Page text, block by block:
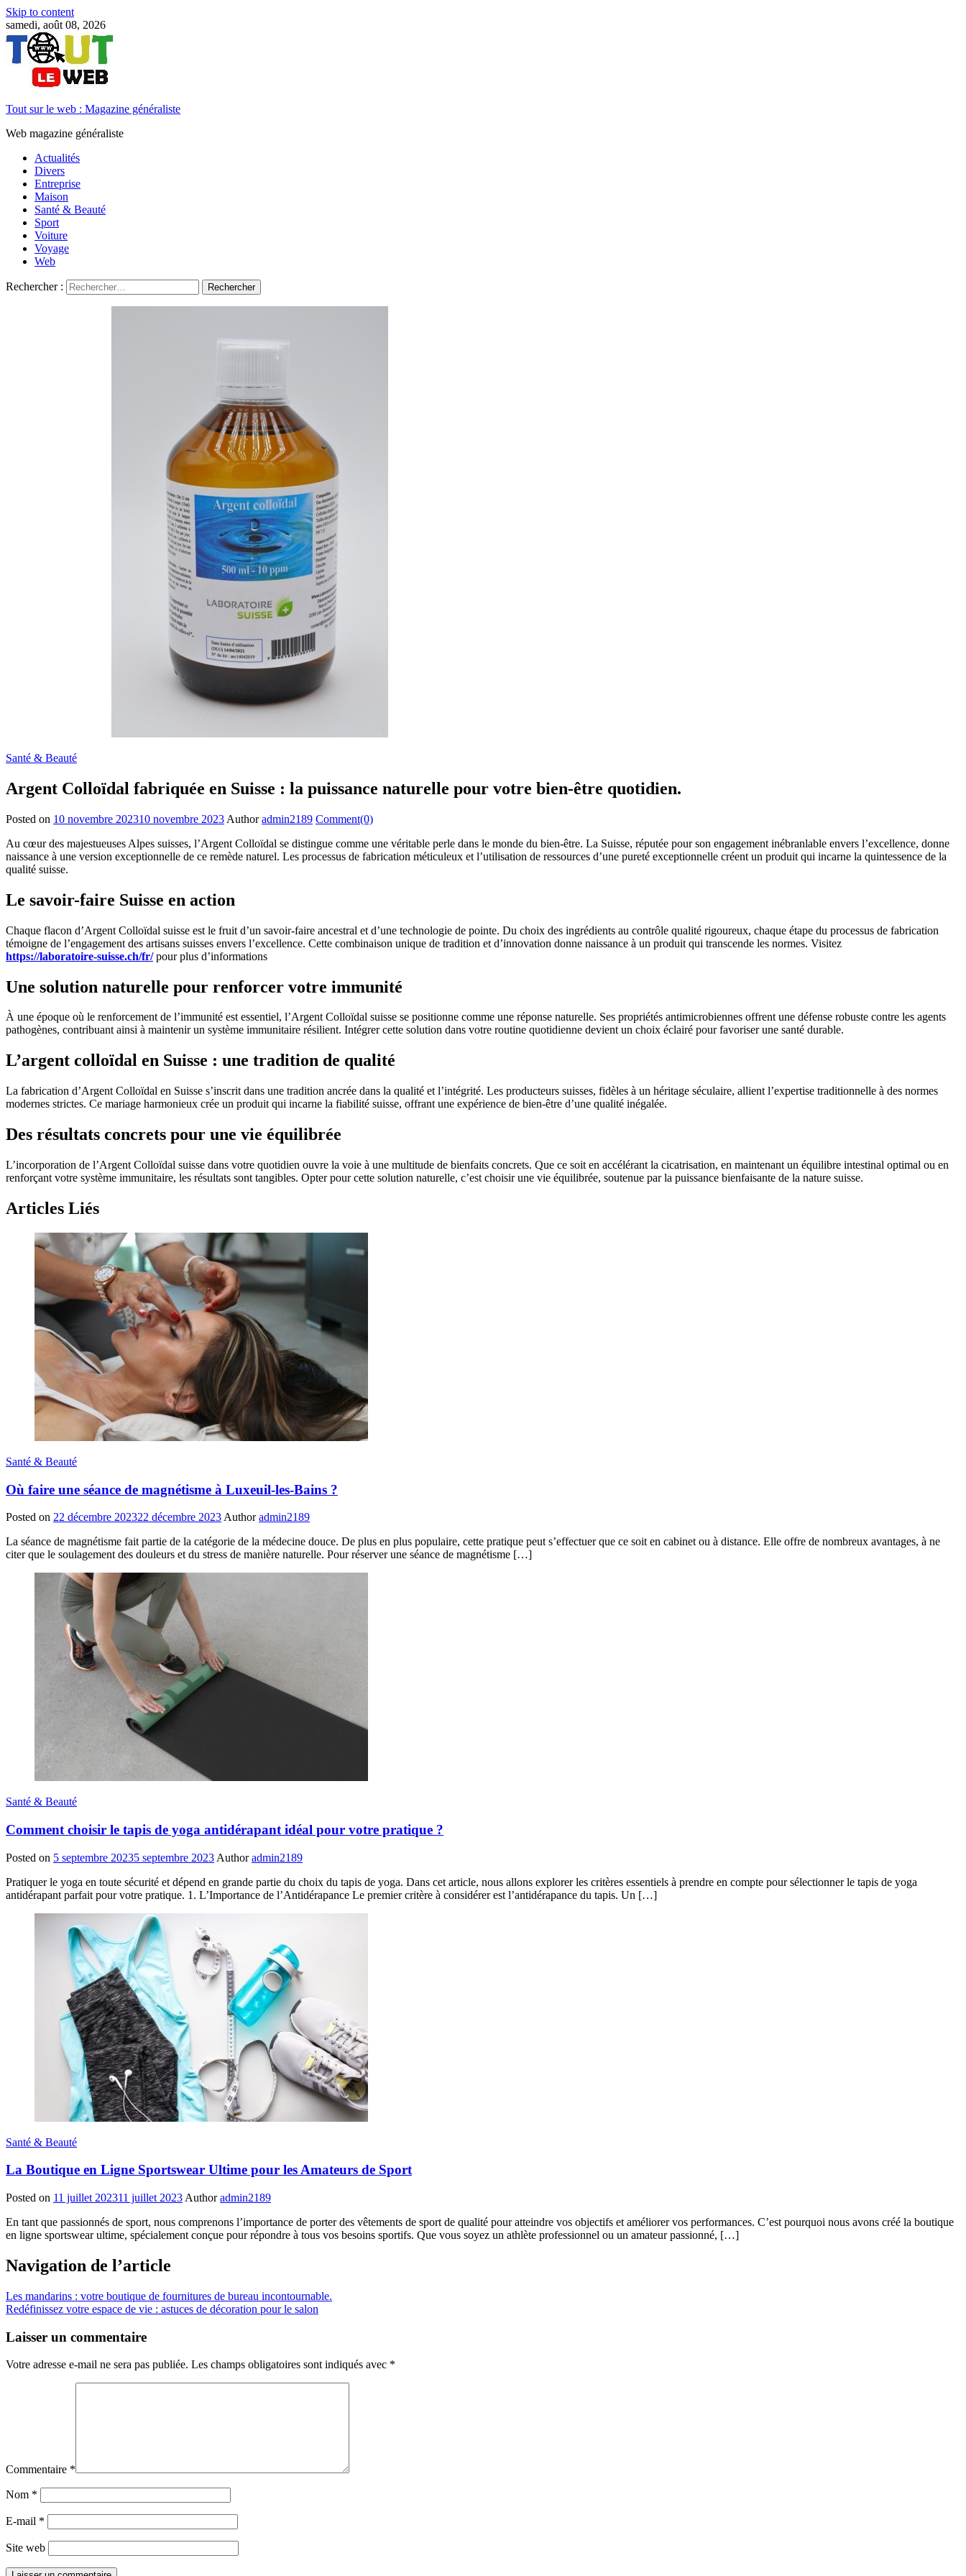
Skip to content
samedi, août 08, 2026
Tout sur le web : Magazine généraliste
Web magazine généraliste
Actualités
Divers
Entreprise
Maison
Santé & Beauté
Sport
Voiture
Voyage
Web
Rechercher :
Santé & Beauté
Argent Colloïdal fabriquée en Suisse : la puissance naturelle pour votre bien-être quotidien.
Posted on 10 novembre 202310 novembre 2023 Author admin2189 Comment(0)
Au cœur des majestueuses Alpes suisses, l’Argent Colloïdal se distingue comme une véritable perle dans le monde du bien-être. La Suisse, réputée pour son engagement inébranlable envers l’excellence, donne
naissance à une version exceptionnelle de ce remède naturel. Les processus de fabrication méticuleux et l’utilisation de ressources d’une pureté exceptionnelle créent un produit qui incarne la quintessence de la
qualité suisse.
Le savoir-faire Suisse en action
Chaque flacon d’Argent Colloïdal suisse est le fruit d’un savoir-faire ancestral et d’une technologie de pointe. Du choix des ingrédients au contrôle qualité rigoureux, chaque étape du processus de fabrication
témoigne de l’engagement des artisans suisses envers l’excellence. Cette combinaison unique de tradition et d’innovation donne naissance à un produit qui transcende les normes. Visitez
https://laboratoire-suisse.ch/fr/pour plus d’informations
Une solution naturelle pour renforcer votre immunité
À une époque où le renforcement de l’immunité est essentiel, l’Argent Colloïdal suisse se positionne comme une réponse naturelle. Ses propriétés antimicrobiennes offrent une défense robuste contre les agents
pathogènes, contribuant ainsi à maintenir un système immunitaire résilient. Intégrer cette solution dans votre routine quotidienne devient un choix éclairé pour favoriser une santé durable.
L’argent colloïdal en Suisse : une tradition de qualité
La fabrication d’Argent Colloïdal en Suisse s’inscrit dans une tradition ancrée dans la qualité et l’intégrité. Les producteurs suisses, fidèles à un héritage séculaire, allient l’expertise traditionnelle à des normes
modernes strictes. Ce mariage harmonieux crée un produit qui incarne la fiabilité suisse, offrant une expérience de bien-être d’une qualité inégalée.
Des résultats concrets pour une vie équilibrée
L’incorporation de l’Argent Colloïdal suisse dans votre quotidien ouvre la voie à une multitude de bienfaits concrets. Que ce soit en accélérant la cicatrisation, en maintenant un équilibre intestinal optimal ou en
renforçant votre système immunitaire, les résultats sont tangibles. Opter pour cette solution naturelle, c’est choisir une vie équilibrée, soutenue par la puissance bienfaisante de la nature suisse.
Articles Liés
Santé & Beauté
Où faire une séance de magnétisme à Luxeuil-les-Bains ?
Posted on 22 décembre 202322 décembre 2023 Author admin2189
La séance de magnétisme fait partie de la catégorie de la médecine douce. De plus en plus populaire, cette pratique peut s’effectuer que ce soit en cabinet ou à distance. Elle offre de nombreux avantages, à ne
citer que le soulagement des douleurs et du stress de manière naturelle. Pour réserver une séance de magnétisme […]
Santé & Beauté
Comment choisir le tapis de yoga antidérapant idéal pour votre pratique ?
Posted on 5 septembre 20235 septembre 2023 Author admin2189
Pratiquer le yoga en toute sécurité et dépend en grande partie du choix du tapis de yoga. Dans cet article, nous allons explorer les critères essentiels à prendre en compte pour sélectionner le tapis de yoga
antidérapant parfait pour votre pratique. 1. L’Importance de l’Antidérapance Le premier critère à considérer est l’antidérapance du tapis. Un […]
Santé & Beauté
La Boutique en Ligne Sportswear Ultime pour les Amateurs de Sport
Posted on 11 juillet 202311 juillet 2023 Author admin2189
En tant que passionnés de sport, nous comprenons l’importance de porter des vêtements de sport de qualité pour atteindre vos objectifs et améliorer vos performances. C’est pourquoi nous avons créé la boutique
en ligne sportswear ultime, spécialement conçue pour répondre à tous vos besoins sportifs. Que vous soyez un athlète professionnel ou un amateur passionné, […]
Navigation de l’article
Les mandarins : votre boutique de fournitures de bureau incontournable.
Redéfinissez votre espace de vie : astuces de décoration pour le salon
Laisser un commentaire
Votre adresse e-mail ne sera pas publiée. Les champs obligatoires sont indiqués avec *
Commentaire *
Nom *
E-mail *
Site web